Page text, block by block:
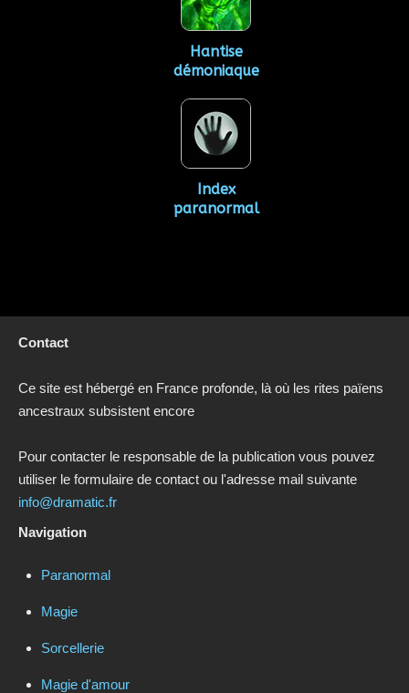
Hantise
démoniaque
Index
paranormal
Contact
Ce site est hébergé en France profonde, là où les rites païens
ancestraux subsistent encore
Pour contacter le responsable de la publication vous pouvez
utiliser le formulaire de contact ou l'adresse mail suivante
info@dramatic.fr
Navigation
Paranormal
Magie
Sorcellerie
Magie d'amour